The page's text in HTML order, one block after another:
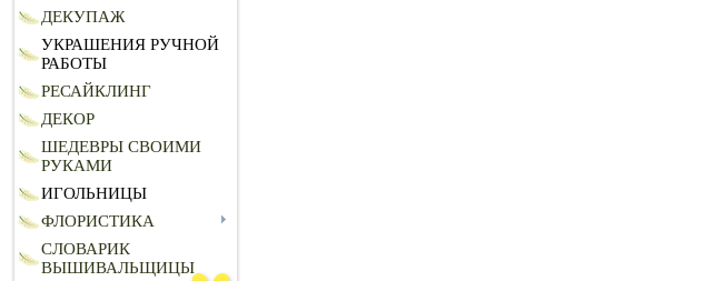
ДЕКУПАЖ
УКРАШЕНИЯ РУЧНОЙ
РАБОТЫ
РЕСАЙКЛИНГ
ДЕКОР
ШЕДЕВРЫ СВОИМИ
РУКАМИ
ИГОЛЬНИЦЫ
ФЛОРИСТИКА
СЛОВАРИК
ВЫШИВАЛЬЩИЦЫ